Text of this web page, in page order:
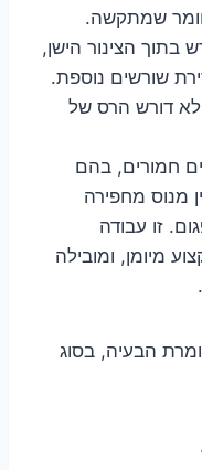
שמתקשה.
בתוך הצינור הישן,
שורשים נוספת.
דורש הרס של
חמורים, בהם
מנוס מחפירה
זו עבודה
מיומן, ומובילה
הבעיה, בסוג